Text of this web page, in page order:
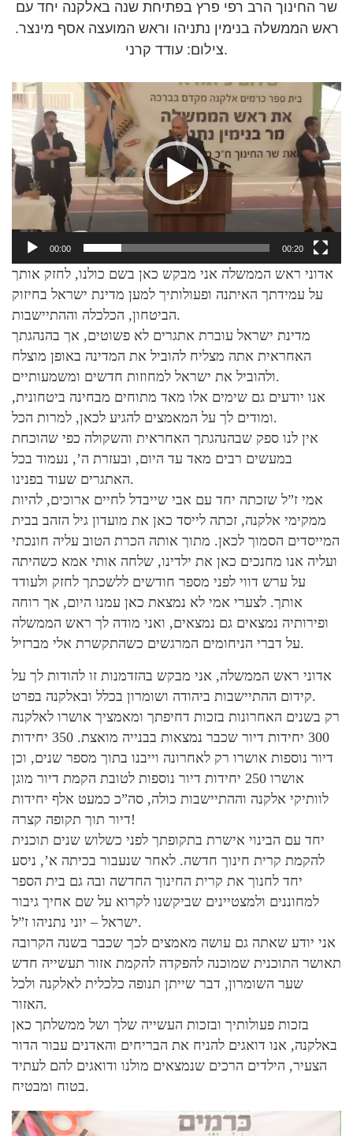
שר החינוך הרב רפי פרץ בפתיחת שנה באלקנה יחד עם
ראש הממשלה בנימין נתניהו וראש המועצה אסף מינצר.
צילום: עודד קרני.
Video
Player
00:00 00:20
אדוני ראש הממשלה אני מבקש כאן בשם כולנו, לחזק אותך
על עמידתך האיתנה ופעולותיך למען מדינת ישראל בחיזוק
הביטחון, הכלכלה וההתיישבות.
מדינת ישראל עוברת אתגרים לא פשוטים, אך בהנהגתך
האחראית אתה מצליח להוביל את המדינה באופן מוצלח
ולהוביל את ישראל למחוזות חדשים ומשמעותיים.
אנו יודעים גם שימים אלו מאד מתוחים מבחינה ביטחונית,
ומודים לך על המאמצים להגיע לכאן, למרות הכל.
אין לנו ספק שבהנהגתך האחראית והשקולה כפי שהוכחת
במעשים רבים מאד עד היום, ובעזרת ה’, נעמוד בכל
האתגרים שעוד בפנינו.
אמי ז”ל שזכתה יחד עם אבי שייבדל לחיים ארוכים, להיות
ממקימי אלקנה, זכתה לייסד כאן את מועדון גיל הזהב בבית
המייסדים הסמוך לכאן. מתוך אותה הכרת הטוב עליה חונכתי
ועליה אנו מחנכים כאן את ילדינו, שלחה אותי אמא כשהיתה
על ערש דווי לפני מספר חודשים ללשכתך לחזק ולעודד
אותך. לצערי אמי לא נמצאת כאן עמנו היום, אך רוחה
ופירותיה נמצאים גם נמצאים, ואני מודה לך ראש הממשלה
על דברי הניחומים המרגשים כשהתקשרת אלי מברזיל.
אדוני ראש הממשלה, אני מבקש בהזדמנות זו להודות לך על
קידום ההתיישבות ביהודה ושומרון בכלל ובאלקנה בפרט.
רק בשנים האחרונות בזכות דחיפתך ומאמציך אושרו לאלקנה
300 יחידות דיור שכבר נמצאות בבנייה מואצת. 350 יחידות
דיור נוספות אושרו רק לאחרונה וייבנו בתוך מספר שנים, וכן
אושרו 250 יחידות דיור נוספות לטובת הקמת דיור מוגן
לוותיקי אלקנה וההתיישבות כולה, סה”כ כמעט אלף יחידות
דיור תוך תקופה קצרה!
יחד עם הבינוי אישרת בתקופתך לפני כשלוש שנים תוכנית
להקמת קרית חינוך חדשה. לאחר שנעבור בכיתה א’, ניסע
יחד לחנוך את קרית החינוך החדשה ובה גם בית הספר
למחוננים ולמצטיינים שביקשנו לקרוא על שם אחיך גיבור
ישראל – יוני נתניהו ז”ל.
אני יודע שאתה גם עושה מאמצים לכך שכבר בשנה הקרובה
תאושר התוכנית שמוכנה להפקדה להקמת אזור תעשייה חדש
שער השומרון, דבר שייתן תנופה כלכלית לאלקנה ולכל
האזור.
בזכות פעולותיך ובזכות העשייה שלך ושל ממשלתך כאן
באלקנה, אנו דואגים להניח את הבריחים והאדנים עבור הדור
הצעיר, הילדים הרכים שנמצאים מולנו ודואגים להם לעתיד
בטוח ומבטיח.